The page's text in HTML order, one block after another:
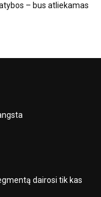
– bus atliekamas
dairosi tik kas